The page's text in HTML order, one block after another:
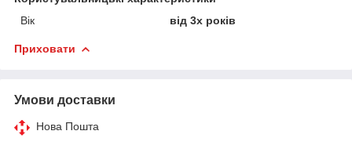
Вік
від 3х років
Приховати
Умови доставки
Нова Пошта